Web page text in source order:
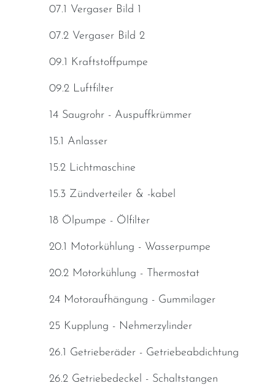
07.1 Vergaser Bild 1
07.2 Vergaser Bild 2
09.1 Kraftstoffpumpe
09.2 Luftfilter
14 Saugrohr - Auspuffkrümmer
15.1 Anlasser
15.2 Lichtmaschine
15.3 Zündverteiler & -kabel
18 Ölpumpe - Ölfilter
20.1 Motorkühlung - Wasserpumpe
20.2 Motorkühlung - Thermostat
24 Motoraufhängung - Gummilager
25 Kupplung - Nehmerzylinder
26.1 Getrieberäder - Getriebeabdichtung
26.2 Getriebedeckel - Schaltstangen